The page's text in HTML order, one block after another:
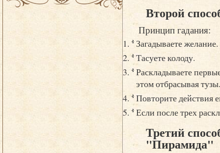
Второй
Принцип гадания:
Загадываете желание.
Тасуете колоду.
Раскладываете
этом отбрасывая тузы.
Повторите действия
Если после трех
Третий
"Пирамида"